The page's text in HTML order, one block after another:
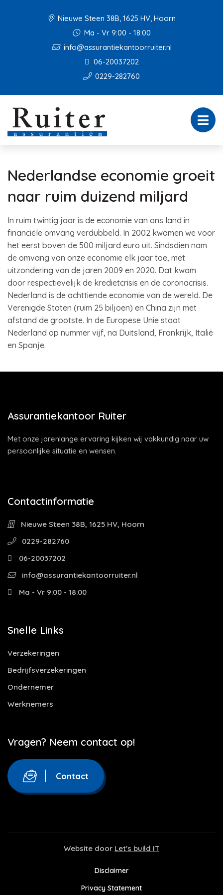
Nieuwe Steen 38B, 1625 HV, Hoorn
Ma - Vr 9:00 - 18:00
info@assurantiekantoorruiter.nl
06-20037202
0229-282760
Nederlandse economie groeit
naar ruim duizend miljard
In ruim twintig jaar is de economie van ons land in
financiële omvang verdubbeld. In 2002 kwamen we voor
het eerst boven de 500 miljard euro uit. Sindsdien nam
de omvang van onze economie elk jaar toe, met
uitzondering van de jaren 2009 en 2020. Dat kwam
door respectievelijk de kredietcrisis en de coronacrisis.
Nederland is de achttiende economie van de wereld. De
Verenigde Staten (ruim 25 biljoen) en China zijn met
afstand de grootste. In de Europese Unie staat
Nederland op nummer vijf, na Duitsland, Frankrijk, Italië
en Spanje.
Assurantiekantoor Ruiter
Met onze jarenlange ervaring kijken wij vakkundig naar uw
persoonlijke situatie en wensen.
Contactinformatie
Nieuwe Steen 38B, 1625 HV, Hoorn
0229-282760
06-20037202
info@assurantiekantoorruiter.nl
Ma - Vr 9:00 - 18:00
Snelle Links
Verzekeringen
Bedrijfsverzekeringen
Ondernemer
Werknemers
Vragen? Neem contact op!
Contact
Website door Let's build IT
Disclaimer
Privacy Statement